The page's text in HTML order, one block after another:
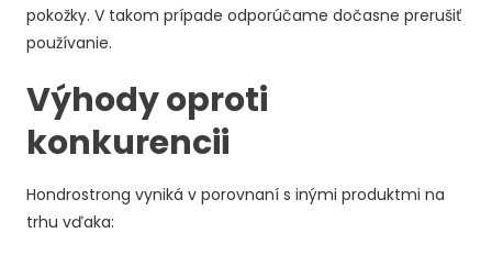
pokožky. V takom prípade odporúčame dočasne prerušiť
používanie.
Výhody oproti
konkurencii
Hondrostrong vyniká v porovnaní s inými produktmi na
trhu vďaka: